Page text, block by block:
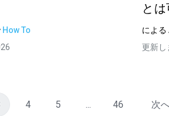
How To
と
による
更新し
4 5 ... 46 次